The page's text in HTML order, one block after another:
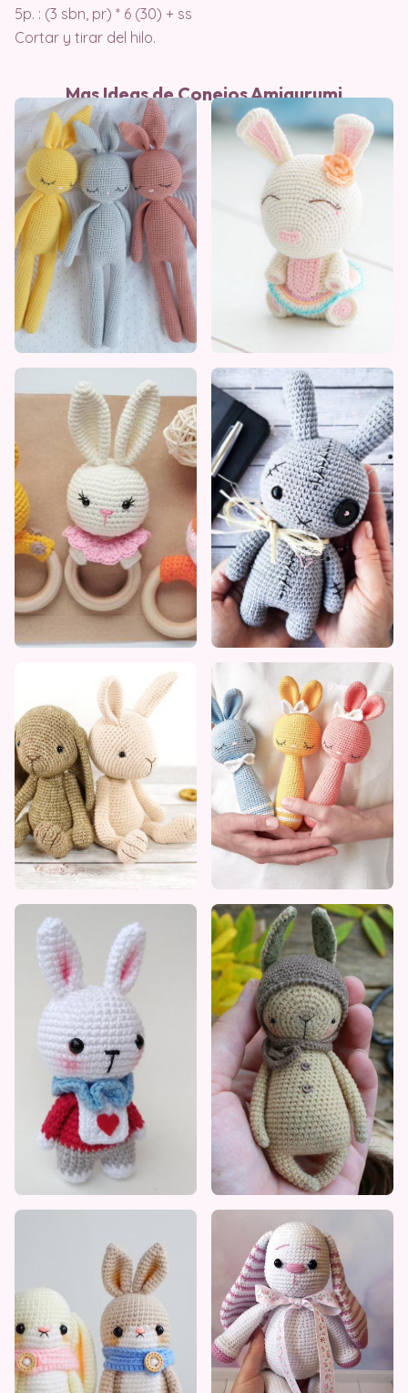
5p. : (3 sbn, pr) * 6 (30) + ss
Cortar y tirar del hilo.
Mas Ideas de Conejos Amigurumi